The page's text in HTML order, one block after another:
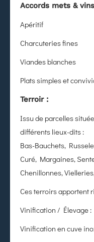
Accords mets &
Apéritif
Charcuteries fines
Viandes blanches
Plats simples et
Terroir :
Issu de parcelles
différents lieux-dits :
Bas-Bauchets,
Curé, Margaines,
Chenillonnes,
Ces terroirs apportent
Vinification / Élevage :
Vinification en cuve